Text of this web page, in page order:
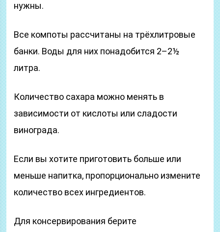
нужны.
Все компоты рассчитаны на трёхлитровые
банки. Воды для них понадобится 2–2½
литра.
Количество сахара можно менять в
зависимости от кислоты или сладости
винограда.
Если вы хотите приготовить больше или
меньше напитка, пропорционально измените
количество всех ингредиентов.
Для консервирования берите